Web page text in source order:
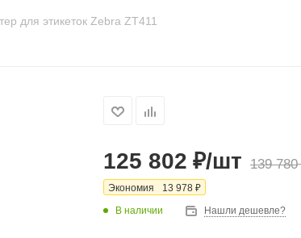
для этикеток Zebra ZT411
125 802 ₽/шт 139 780
Экономия 13 978 ₽
В наличии Нашли дешевле?